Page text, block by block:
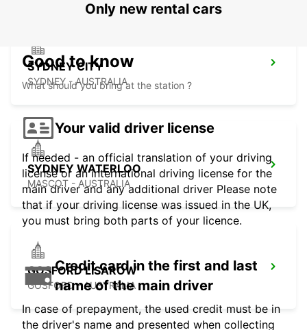
SYDNEY CITY
SYDNEY - AUSTRALIA
SYDNEY WATERLOO
MASCOT - AUSTRALIA
GOSFORD LISAROW
GOSFORD - AUSTRALIA
Only new rental cars
Good to know
What should you bring at the station ?
Your valid driver license
If needed - an official translation of your driving
license or an international driving license for the
main driver and any additional driver Please note
that if your driving license was issued in the UK,
you must bring both parts of your licence.
Credit card in the first and last
name of the main driver
In case of prepayment, the used credit must be in
the driver's name and presented when collecting